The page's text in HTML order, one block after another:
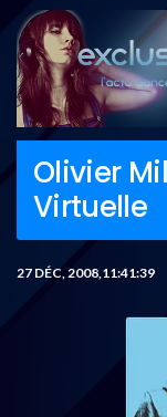
Olivier
Virtuelle
27 DÉC, 2008,11:41:39